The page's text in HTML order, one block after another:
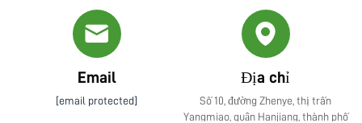
Email
[email protected]
Địa chỉ
Số 10, đường Zhenye, thị trấn
Yangmiao, quận Hanjiang, thành phố